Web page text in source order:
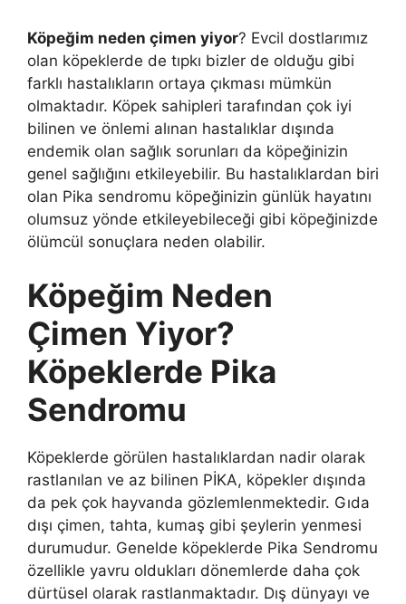
Köpeğim neden çimen yiyor? Evcil dostlarımız
olan köpeklerde de tıpkı bizler de olduğu gibi
farklı hastalıkların ortaya çıkması mümkün
olmaktadır. Köpek sahipleri tarafından çok iyi
bilinen ve önlemi alınan hastalıklar dışında
endemik olan sağlık sorunları da köpeğinizin
genel sağlığını etkileyebilir. Bu hastalıklardan biri
olan Pika sendromu köpeğinizin günlük hayatını
olumsuz yönde etkileyebileceği gibi köpeğinizde
ölümcül sonuçlara neden olabilir.
Köpeğim Neden
Çimen Yiyor?
Köpeklerde Pika
Sendromu
Köpeklerde görülen hastalıklardan nadir olarak
rastlanılan ve az bilinen PİKA, köpekler dışında
da pek çok hayvanda gözlemlenmektedir. Gıda
dışı çimen, tahta, kumaş gibi şeylerin yenmesi
durumudur. Genelde köpeklerde Pika Sendromu
özellikle yavru oldukları dönemlerde daha çok
dürtüsel olarak rastlanmaktadır. Dış dünyayı ve